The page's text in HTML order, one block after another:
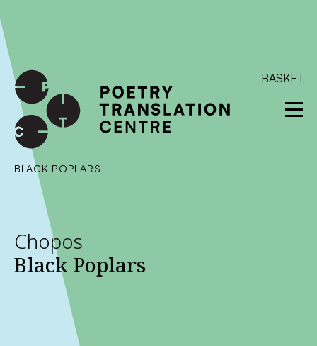
checkout to calculate the rate
SKIP TO CONTENT
BASKET
BLACK POPLARS
Chopos
Black Poplars